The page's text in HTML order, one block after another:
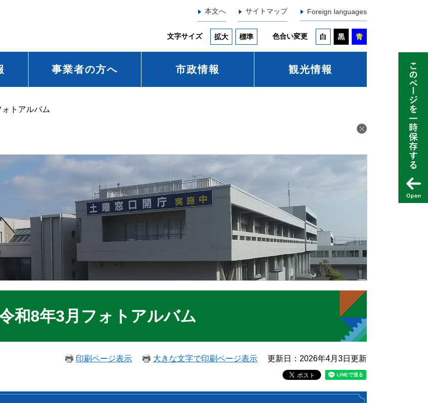
本文へ サイトマップ Foreign languages
文字サイズ 拡大 標準 色合い変更 白 黒 青
事業者の方へ 市政情報 観光情報
トアルバム
和8年3月フォトアルバム
印刷ページ表示 大きな文字で印刷ページ表示 更新日：2026年4月3日更新